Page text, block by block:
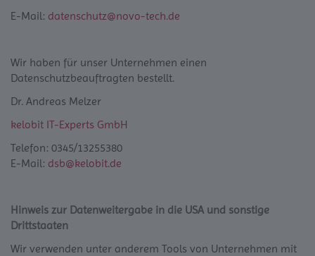
E-Mail: datenschutz@novo-tech.de
Wir haben für unser Unternehmen einen
Datenschutzbeauftragten bestellt.
Dr. Andreas Melzer
kelobit IT-Experts GmbH
Telefon: 0345/13255380
E-Mail: dsb@kelobit.de
Hinweis zur Datenweitergabe in die USA und sonstige
Drittstaaten
Wir verwenden unter anderem Tools von Unternehmen mit